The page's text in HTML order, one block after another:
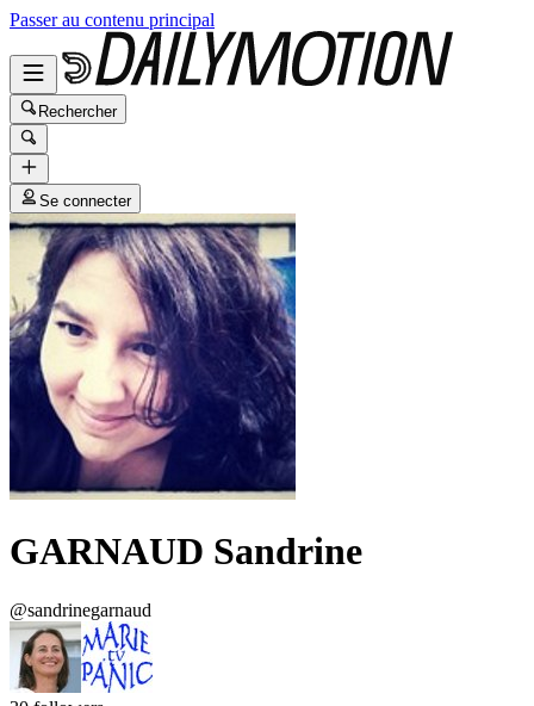
Passer au contenu principal
Rechercher
Se connecter
GARNAUD Sandrine
@sandrinegarnaud